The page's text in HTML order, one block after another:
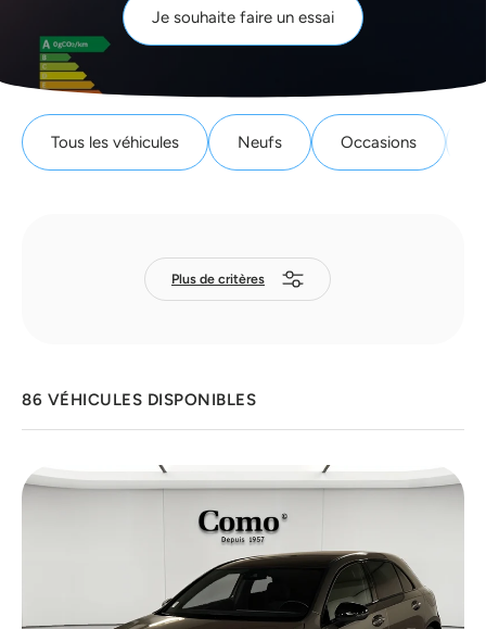
Je souhaite faire un essai
Tous les véhicules Neufs Occasions
Plus de critères
86 VÉHICULES DISPONIBLES